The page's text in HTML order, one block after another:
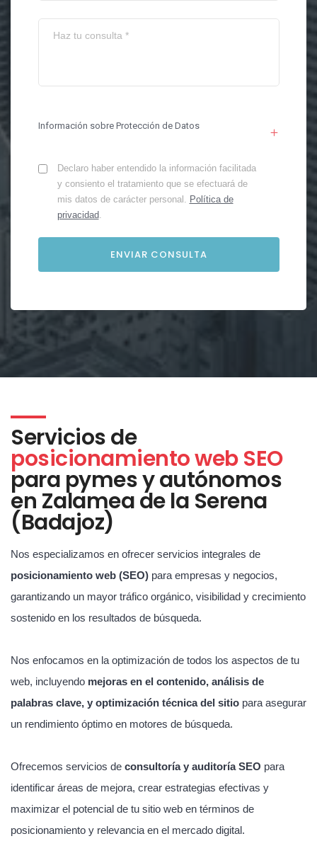
Información sobre Protección de Datos
Declaro haber entendido la información facilitada
y consiento el tratamiento que se efectuará de
mis datos de carácter personal. Política de
privacidad.
Servicios de
posicionamiento web SEO
para pymes y autónomos
en Zalamea de la Serena
(Badajoz)
Nos especializamos en ofrecer servicios integrales de
posicionamiento web (SEO) para empresas y negocios,
garantizando un mayor tráfico orgánico, visibilidad y crecimiento
sostenido en los resultados de búsqueda.
Nos enfocamos en la optimización de todos los aspectos de tu
web, incluyendo mejoras en el contenido, análisis de
palabras clave, y optimización técnica del sitio para asegurar
un rendimiento óptimo en motores de búsqueda.
Ofrecemos servicios de consultoría y auditoría SEO para
identificar áreas de mejora, crear estrategias efectivas y
maximizar el potencial de tu sitio web en términos de
posicionamiento y relevancia en el mercado digital.